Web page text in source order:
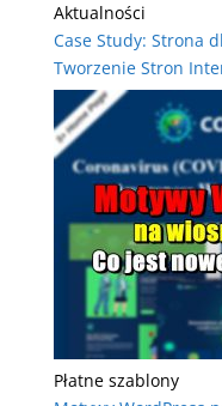
Aktualności
Case Study: Strona
Tworzenie Stron
Płatne szablony